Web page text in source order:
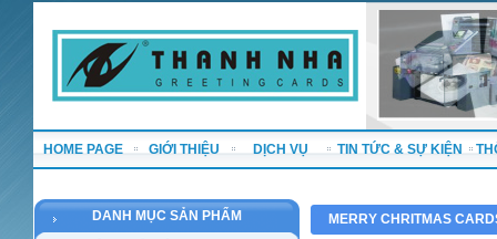
HOME PAGE GIỚI THIỆU DỊCH VỤ TIN TỨC & SỰ KIỆN
DANH MỤC SẢN PHẨM MERRY CHRITMAS